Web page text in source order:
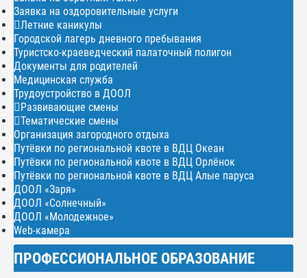
Заявка на оздоровительные услуги
Летние каникулы
Городской лагерь дневного пребывания
Туристско-краеведческий палаточный полигон
Документы для родителей
Медицинская служба
Трудоустройство в ДООЛ
Развивающие смены
Тематические смены
Организация загородного отдыха
Путёвки по региональной квоте в ВДЦ Океан
Путёвки по региональной квоте в ВДЦ Орлёнок
Путёвки по региональной квоте в ВДЦ Алые паруса
ДООЛ «Заря»
ДООЛ «Солнечный»
ДООЛ «Молодежное»
Web-камера
ПРОФЕССИОНАЛЬНОЕ ОБРАЗОВАНИЕ